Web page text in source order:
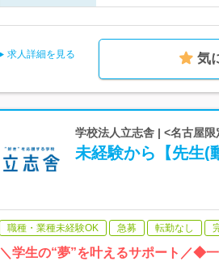
求人詳細を見る 気
学校法人立志舎 | <名古屋
未経験から【先生(
職種・業種未経験OK 急募 転勤なし
＼学生の“夢”を叶えるサポート／◆